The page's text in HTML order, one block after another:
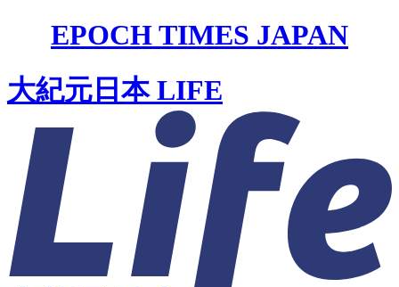
EPOCH TIMES JAPAN
大紀元日本 LIFE